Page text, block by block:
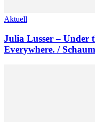
Aktuell
Julia Lusser – Under
Everywhere. /